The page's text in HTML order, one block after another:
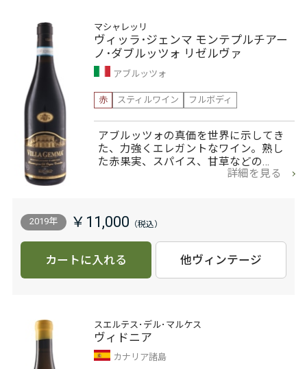
マシャレッリ
ヴィッラ･ジェンマ モンテプルチアー
ノ･ダブルッツォ リゼルヴァ
アブルッツォ
赤
スティルワイン フルボディ
アブルッツォの真価を世界に示してき
た、力強くエレガントなワイン。熟し
た赤果実、スパイス、甘草などの…
詳細を見る
2019年 ￥11,000
カートに入れる 他ヴィンテージ
スエルテス･デル･マルケス
ヴィドニア
カナリア諸島